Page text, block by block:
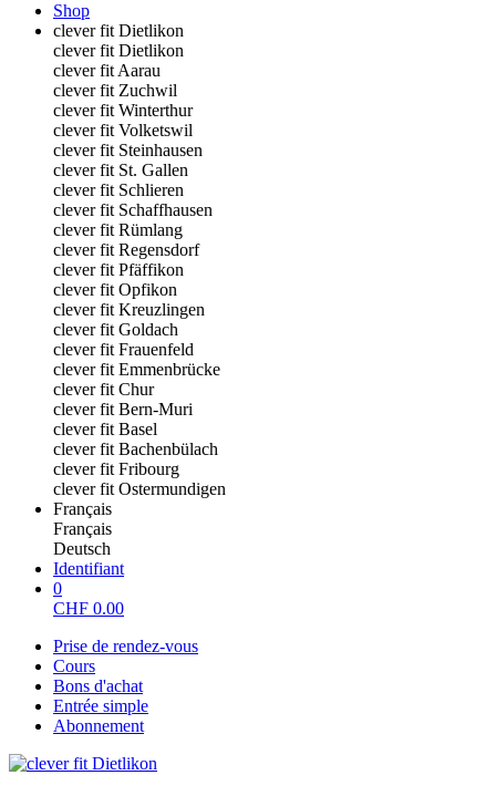
Shop
clever fit Dietlikon
clever fit Dietlikon
clever fit Aarau
clever fit Zuchwil
clever fit Winterthur
clever fit Volketswil
clever fit Steinhausen
clever fit St. Gallen
clever fit Schlieren
clever fit Schaffhausen
clever fit Rümlang
clever fit Regensdorf
clever fit Pfäffikon
clever fit Opfikon
clever fit Kreuzlingen
clever fit Goldach
clever fit Frauenfeld
clever fit Emmenbrücke
clever fit Chur
clever fit Bern-Muri
clever fit Basel
clever fit Bachenbülach
clever fit Fribourg
clever fit Ostermundigen
Français
Français
Deutsch
Identifiant
0
CHF 0.00
Prise de rendez-vous
Cours
Bons d'achat
Entrée simple
Abonnement